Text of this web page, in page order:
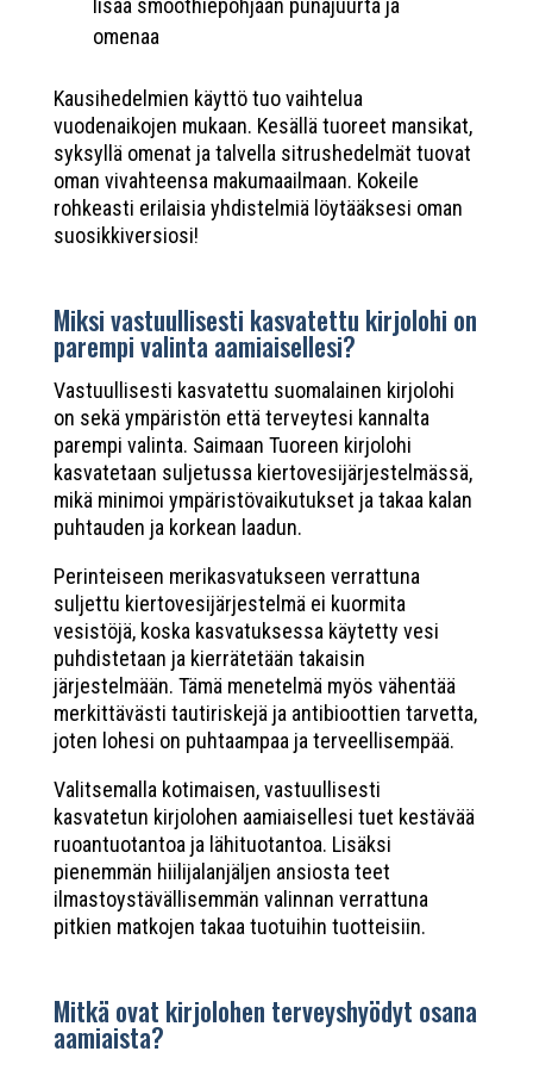
lisää smoothiepohjaan punajuurta ja
omenaa
Kausihedelmien käyttö tuo vaihtelua
vuodenaikojen mukaan. Kesällä tuoreet mansikat,
syksyllä omenat ja talvella sitrushedelmät tuovat
oman vivahteensa makumaailmaan. Kokeile
rohkeasti erilaisia yhdistelmiä löytääksesi oman
suosikkiversiosi!
Miksi vastuullisesti kasvatettu kirjolohi on
parempi valinta aamiaisellesi?
Vastuullisesti kasvatettu suomalainen kirjolohi
on sekä ympäristön että terveytesi kannalta
parempi valinta. Saimaan Tuoreen kirjolohi
kasvatetaan suljetussa kiertovesijärjestelmässä,
mikä minimoi ympäristövaikutukset ja takaa kalan
puhtauden ja korkean laadun.
Perinteiseen merikasvatukseen verrattuna
suljettu kiertovesijärjestelmä ei kuormita
vesistöjä, koska kasvatuksessa käytetty vesi
puhdistetaan ja kierrätetään takaisin
järjestelmään. Tämä menetelmä myös vähentää
merkittävästi tautiriskejä ja antibioottien tarvetta,
joten lohesi on puhtaampaa ja terveellisempää.
Valitsemalla kotimaisen, vastuullisesti
kasvatetun kirjolohen aamiaisellesi tuet kestävää
ruoantuotantoa ja lähituotantoa. Lisäksi
pienemmän hiilijalanjäljen ansiosta teet
ilmastoystävällisemmän valinnan verrattuna
pitkien matkojen takaa tuotuihin tuotteisiin.
Mitkä ovat kirjolohen terveyshyödyt osana
aamiaista?